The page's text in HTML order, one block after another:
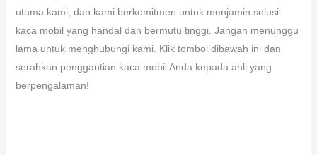
utama kami, dan kami berkomitmen untuk menjamin solusi
kaca mobil yang handal dan bermutu tinggi. Jangan menunggu
lama untuk menghubungi kami. Klik tombol dibawah ini dan
serahkan penggantian kaca mobil Anda kepada ahli yang
berpengalaman!